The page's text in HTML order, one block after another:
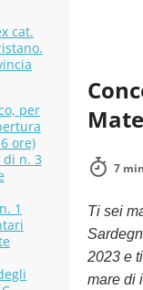
cat.
per
ore)
n. 3
1
7
Ti sei
2023 e
mare di